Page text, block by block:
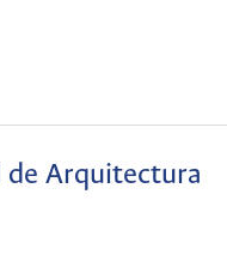
de Arquitectura